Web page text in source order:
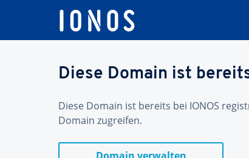
Diese Domain ist
Diese Domain ist bereits bei IONOS
Domain zugreifen.